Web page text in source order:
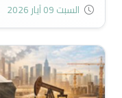
السبت 09 آيار 2026